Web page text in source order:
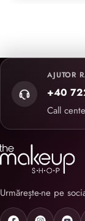
AJUTOR
+40
Call
Urmărește-ne pe